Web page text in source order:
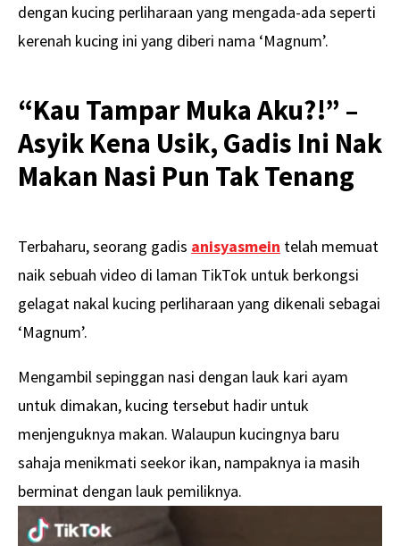
dengan kucing perliharaan yang mengada-ada seperti
kerenah kucing ini yang diberi nama ‘Magnum’.
“Kau Tampar Muka Aku?!” –
Asyik Kena Usik, Gadis Ini Nak
Makan Nasi Pun Tak Tenang
Terbaharu, seorang gadis anisyasmein telah memuat
naik sebuah video di laman TikTok untuk berkongsi
gelagat nakal kucing perliharaan yang dikenali sebagai
‘Magnum’.
Mengambil sepinggan nasi dengan lauk kari ayam
untuk dimakan, kucing tersebut hadir untuk
menjenguknya makan. Walaupun kucingnya baru
sahaja menikmati seekor ikan, nampaknya ia masih
berminat dengan lauk pemiliknya.